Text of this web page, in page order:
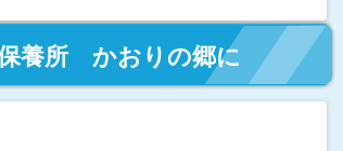
養所 かおりの郷に